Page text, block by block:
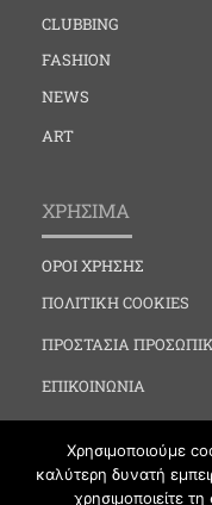
CLUBBING
FASHION
NEWS
ART
ΧΡΗΣΙΜΑ
ΟΡΟΙ ΧΡΗΣΗΣ
ΠΟΛΙΤΙΚΗ COOKIES
ΠΡΟΣΤΑΣΙΑ
ΕΠΙΚΟΙΝΩΝΙΑ
Χρησιμοποιούμε
καλύτερη δυνατή
χρησιμοποιείτε